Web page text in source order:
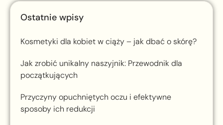
Ostatnie wpisy
Kosmetyki dla kobiet w ciąży – jak dbać o skórę?
Jak zrobić unikalny naszyjnik: Przewodnik dla
początkujących
Przyczyny opuchniętych oczu i efektywne
sposoby ich redukcji